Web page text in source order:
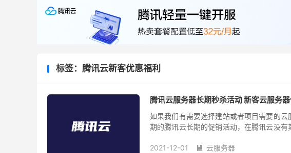
标签：腾讯云新客优惠福利
腾讯云服务器长期秒杀活动 新客云服务
如果我们有需要选择建站或者项目需要的
期的腾讯云长期的促销活动，在腾讯云没
2021-12-01
 云服务器